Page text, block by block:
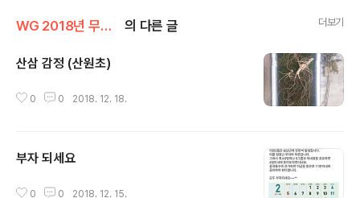
WG 2018년 무술년 기록 의 다른 글 더보기
산삼 감정 (산원초)
0 0 2018. 12. 18.
부자 되세요
0 0 2018. 12. 15.